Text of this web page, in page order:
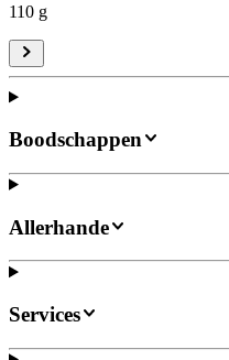
110 g
Boodschappen
Allerhande
Services